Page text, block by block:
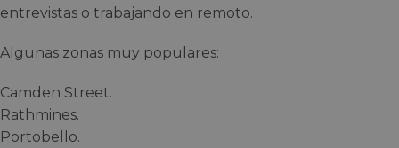
entrevistas o trabajando en remoto.
Algunas zonas muy populares:
Camden Street.
Rathmines.
Portobello.